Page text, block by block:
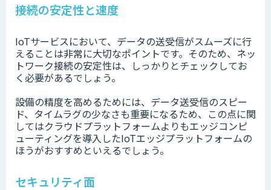
接続の安定性と速度
IoTサービスにおいて、データの送受信がスムーズに行
えることは非常に大切なポイントです。そのため、ネッ
トワーク接続の安定性は、しっかりとチェックしてお
く必要があるでしょう。
設備の精度を高めるためには、データ送受信のスピー
ド、タイムラグの少なさも重要になるため、この点に関
してはクラウドプラットフォームよりもエッジコンピ
ューティングを導入したIoTエッジプラットフォームの
ほうがおすすめといえるでしょう。
セキュリティ面